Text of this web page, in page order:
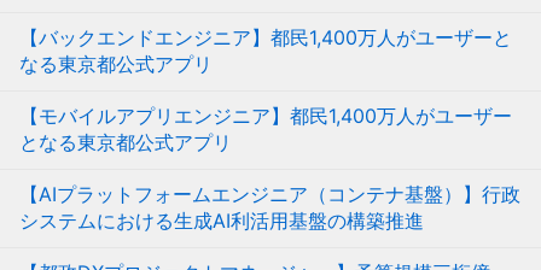
【バックエンドエンジニア】都民1,400万人がユーザーと
なる東京都公式アプリ
【モバイルアプリエンジニア】都民1,400万人がユーザー
となる東京都公式アプリ
【AIプラットフォームエンジニア（コンテナ基盤）】行政
システムにおける生成AI利活用基盤の構築推進